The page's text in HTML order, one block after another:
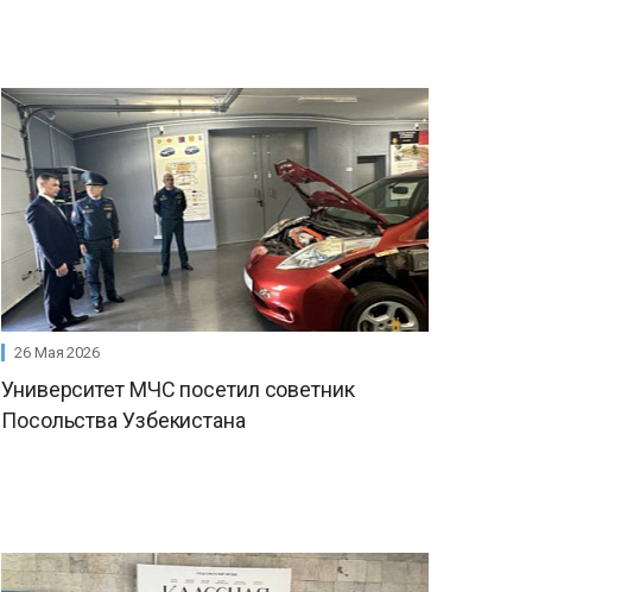
26 Мая 2026
Университет МЧС посетил советник
Посольства Узбекистана